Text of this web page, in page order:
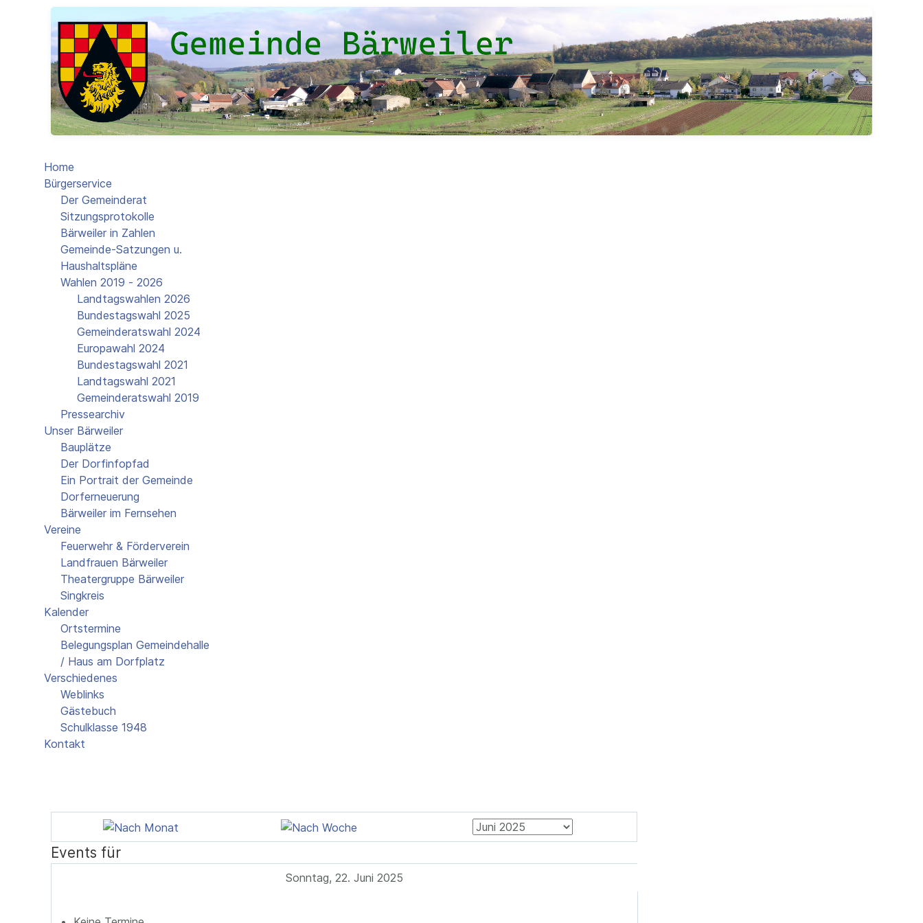
Home
Bürgerservice
Der Gemeinderat
Sitzungsprotokolle
Bärweiler in Zahlen
Gemeinde-Satzungen u.
Haushaltspläne
Wahlen 2019 - 2026
Landtagswahlen 2026
Bundestagswahl 2025
Gemeinderatswahl 2024
Europawahl 2024
Bundestagswahl 2021
Landtagswahl 2021
Gemeinderatswahl 2019
Pressearchiv
Unser Bärweiler
Bauplätze
Der Dorfinfopfad
Ein Portrait der Gemeinde
Dorferneuerung
Bärweiler im Fernsehen
Vereine
Feuerwehr & Förderverein
Landfrauen Bärweiler
Theatergruppe Bärweiler
Singkreis
Kalender
Ortstermine
Belegungsplan Gemeindehalle
/ Haus am Dorfplatz
Verschiedenes
Weblinks
Gästebuch
Schulklasse 1948
Kontakt
Events für
Sonntag, 22. Juni 2025